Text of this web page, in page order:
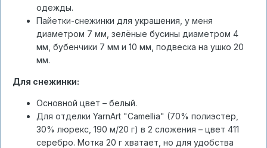
одежды.
Пайетки-снежинки для украшения, у меня
диаметром 7 мм, зелёные бусины диаметром 4
мм, бубенчики 7 мм и 10 мм, подвеска на ушко 20
мм.
Для снежинки:
Основной цвет – белый.
Для отделки YarnArt "Camellia" (70% полиэстер,
30% люрекс, 190 м/20 г) в 2 сложения – цвет 411
серебро. Мотка 20 г хватает, но для удобства